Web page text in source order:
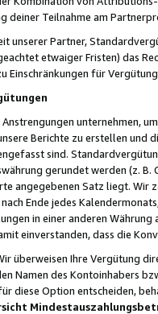
deiner Teilnahme am
unserer Partner,
etwaiger Fristen) das
Einschränkungen für
unternehmen,
Berichte zu erstellen und
sind.
gerundet werden (z.
angegebenen Satz liegt.
Ende jedes
in einer anderen
einverstanden, dass die
überweisen Ihre Vergütung
Namen des Kontoinhabers
diese Option entscheiden,